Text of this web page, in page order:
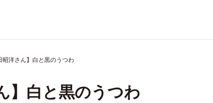
昭洋さん】白と黒のうつわ
】白と黒のうつわ